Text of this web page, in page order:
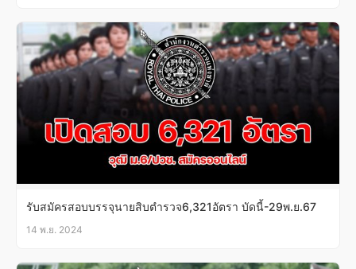
รับสมัครสอบบรรจุนายสิบตำรวจ6,321อัตรา บัดนี้-29พ.ย.67
14 พ.ย. 2024